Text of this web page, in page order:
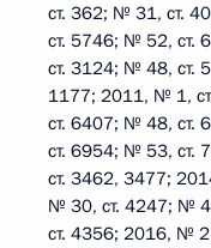
ст. 362; № 31, ст.
ст. 5746; № 52, ст.
ст. 3124; № 48, ст.
1177; 2011, № 1,
ст. 6407; № 48, ст.
ст. 6954; № 53, ст.
ст. 3462, 3477;
№ 30, ст. 4247; №
ст. 4356; 2016, №